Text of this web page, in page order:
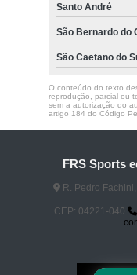
Santo André
São Bernardo do
São Caetano do
O conteúdo do texto
reprodução, parcial ou
sem a autorização do
artigo 184 do Código
FRS Sports
R. Pedro
CEP: 04221-040